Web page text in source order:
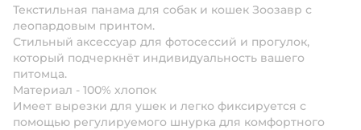
Текстильная панама для собак и кошек Зоозавр с
леопардовым принтом.
Стильный аксессуар для фотосессий и прогулок,
который подчеркнёт индивидуальность вашего
питомца.
Материал - 100% хлопок
Имеет вырезки для ушек и легко фиксируется с
помощью регулируемого шнурка для комфортного